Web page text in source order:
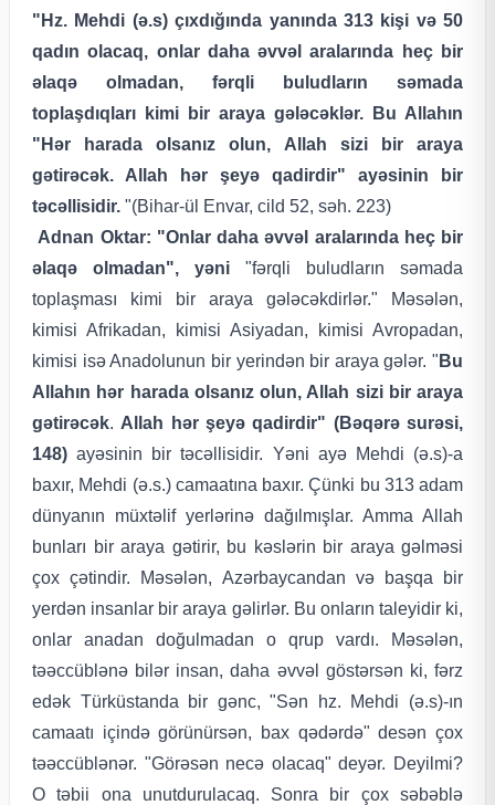
"Hz. Mehdi (ə.s) çıxdığında yanında 313 kişi və 50
qadın olacaq, onlar daha əvvəl aralarında heç bir
əlaqə olmadan, fərqli buludların səmada
toplaşdıqları kimi bir araya gələcəklər. Bu Allahın
"Hər harada olsanız olun, Allah sizi bir araya
gətirəcək. Allah hər şeyə qadirdir" ayəsinin bir
təcəllisidir. "(Bihar-ül Envar, cild 52, səh. 223)
Adnan Oktar: "Onlar daha əvvəl aralarında heç bir
əlaqə olmadan", yəni "fərqli buludların səmada
toplaşması kimi bir araya gələcəkdirlər." Məsələn,
kimisi Afrikadan, kimisi Asiyadan, kimisi Avropadan,
kimisi isə Anadolunun bir yerindən bir araya gələr. " Bu
Allahın hər harada olsanız olun, Allah sizi bir araya
gətirəcək. Allah hər şeyə qadirdir" (Bəqərə surəsi,
148)ayəsinin bir təcəllisidir. Yəni ayə Mehdi (ə.s)-a
baxır, Mehdi (ə.s.) camaatına baxır. Çünki bu 313 adam
dünyanın müxtəlif yerlərinə dağılmışlar. Amma Allah
bunları bir araya gətirir, bu kəslərin bir araya gəlməsi
çox çətindir. Məsələn, Azərbaycandan və başqa bir
yerdən insanlar bir araya gəlirlər. Bu onların taleyidir ki,
onlar anadan doğulmadan o qrup vardı. Məsələn,
təəccüblənə bilər insan, daha əvvəl göstərsən ki, fərz
edək Türküstanda bir gənc, "Sən hz. Mehdi (ə.s)-ın
camaatı içində görünürsən, bax qədərdə" desən çox
təəccüblənər. "Görəsən necə olacaq" deyər. Deyilmi?
O təbii ona unutdurulacaq. Sonra bir çox səbəblə